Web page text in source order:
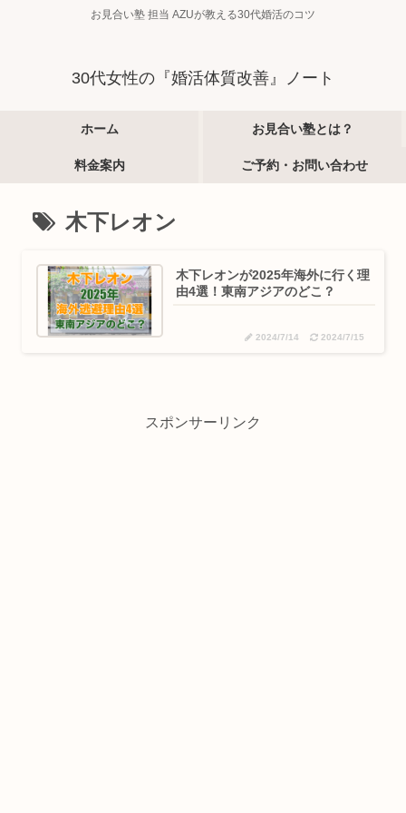
お見合い塾 担当 AZUが教える30代婚活のコツ
30代女性の『婚活体質改善』ノート
ホーム お見合い塾とは？
料金案内 ご予約・お問い合わせ
木下レオン
木下レオンが2025年海外に行く理
由4選！東南アジアのどこ？
2024/7/14 2024/7/15
スポンサーリンク